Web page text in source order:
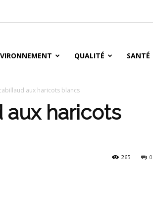
QUALITÉ SANTÉ
aux haricots blancs
aux haricots
0
265